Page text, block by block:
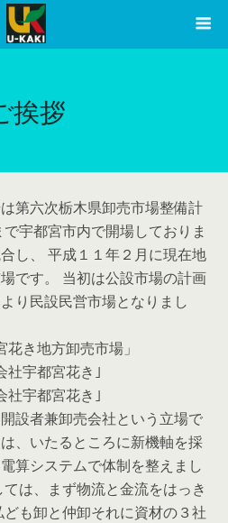
挨拶
第六次栃木県卸売市場整備計
宇都宮市内で開場しておりま
し、 平成１１年２月に現在地
です。 当初は公設市場の計画
り民設民営市場となりまし
地方卸売市場」
都宮花き｣
宇都宮花き｣
設者兼卸売会社という立場で
、いたるところに新機軸を採
算システムで体制を整えまし
は、まず物流と金流をはっき
も卸と仲卸それに資材の３社